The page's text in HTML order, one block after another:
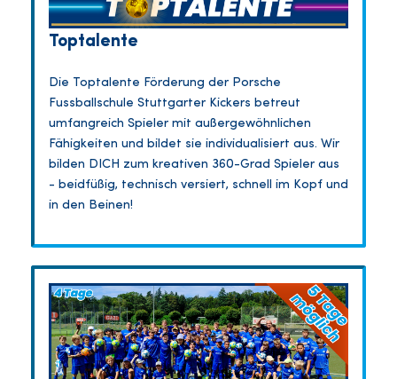
Toptalente
Die Toptalente Förderung der Porsche
Fussballschule Stuttgarter Kickers betreut
umfangreich Spieler mit außergewöhnlichen
Fähigkeiten und bildet sie individualisiert aus. Wir
bilden DICH zum kreativen 360-Grad Spieler aus
- beidfüßig, technisch versiert, schnell im Kopf und
in den Beinen!